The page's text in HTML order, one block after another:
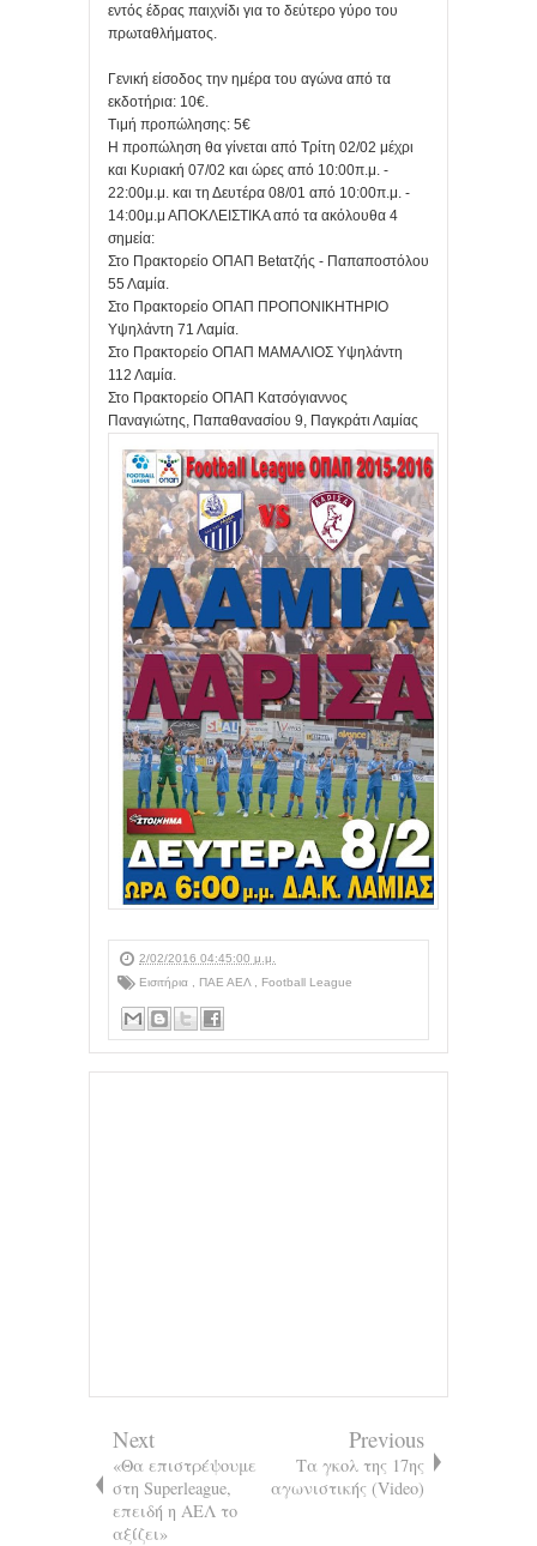
εντός έδρας παιχνίδι για το δεύτερο γύρο του
πρωταθλήματος.
Γενική είσοδος την ημέρα του αγώνα από τα
εκδοτήρια: 10€.
Τιμή προπώλησης: 5€
Η προπώληση θα γίνεται από Τρίτη 02/02 μέχρι
και Κυριακή 07/02 και ώρες από 10:00π.μ. -
22:00μ.μ. και τη Δευτέρα 08/01 από 10:00π.μ. -
14:00μ.μ ΑΠΟΚΛΕΙΣΤΙΚΑ από τα ακόλουθα 4
σημεία:
Στο Πρακτορείο ΟΠΑΠ Betατζής - Παπαποστόλου
55 Λαμία.
Στο Πρακτορείο ΟΠΑΠ ΠΡΟΠΟΝΙΚΗΤΗΡΙΟ
Υψηλάντη 71 Λαμία.
Στο Πρακτορείο ΟΠΑΠ ΜΑΜΑΛΙΟΣ Υψηλάντη
112 Λαμία.
Στο Πρακτορείο ΟΠΑΠ Κατσόγιαννος
Παναγιώτης, Παπαθανασίου 9, Παγκράτι Λαμίας
2/02/2016 04:45:00 μ.μ.
Εισιτήρια , ΠΑΕ ΑΕΛ , Football League
Next
«Θα επιστρέψουμε
στη Superleague,
επειδή η ΑΕΛ το
αξίζει»
Previous
Τα γκολ της 17ης
αγωνιστικής (Video)